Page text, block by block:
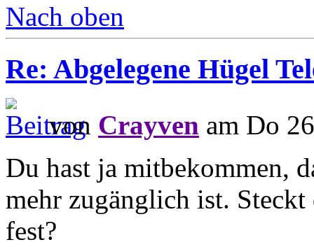
Nach oben
Re: Abgelegene Hügel
von Crayven am Do
Du hast ja mitbekommen,
mehr zugänglich ist.
fest?